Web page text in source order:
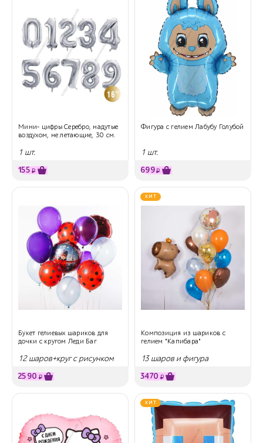
Мини- цифры Серебро, надутые
воздухом, не летающие, 30 см.
1 шт.
155 ₽
Фигура с гелием Лабубу Голубой
1 шт.
699₽
Букет гелиевых шариков для
дочки с кругом Леди Баг
12 шаров+круг с рисунком
2590 ₽
ХИТ
Композиция из шариков с
гелием "Капибара"
13 шаров и фигура
3470 ₽
ХИТ